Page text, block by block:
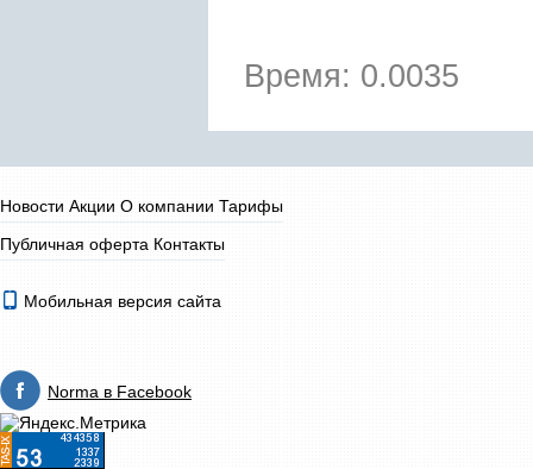
Время: 0.0035
Новости Акции О компании Тарифы
Публичная оферта Контакты
Мобильная версия сайта
Norma в Facebook